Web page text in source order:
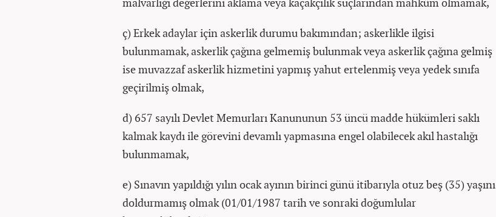
ç) Erkek adaylar için askerlik durumu bakımından; askerlikle ilgisi
bulunmamak, askerlik çağına gelmemiş bulunmak veya askerlik çağına gelmiş
ise muvazzaf askerlik hizmetini yapmış yahut ertelenmiş veya yedek sınıfa
geçirilmiş olmak,
d) 657 sayılı Devlet Memurları Kanununun 53 üncü madde hükümleri saklı
kalmak kaydı ile görevini devamlı yapmasına engel olabilecek akıl hastalığı
bulunmamak,
e) Sınavın yapıldığı yılın ocak ayının birinci günü itibarıyla otuz beş (35) yaşını
doldurmamış olmak (01/01/1987 tarih ve sonraki doğumlular